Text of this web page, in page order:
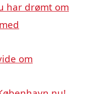
har drømt om
om